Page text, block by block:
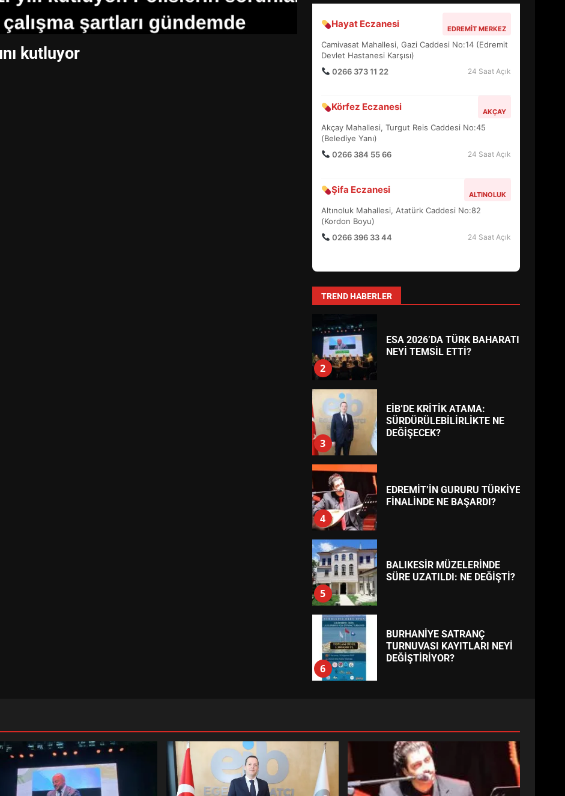
kutluyor
Hayat Eczanesi EDREMIT MERKEZ
Camivasat Mahallesi, Gazi Caddesi No:14 (Edremit
Devlet Hastanesi Karşısı)
0266 373 11 22
24 Saat Açık
Körfez Eczanesi AKÇAY
Akçay Mahallesi, Turgut Reis Caddesi No:45
(Belediye Yanı)
0266 384 55 66
24 Saat Açık
Şifa Eczanesi ALTINOLUK
Altınoluk Mahallesi, Atatürk Caddesi No:82
(Kordon Boyu)
0266 396 33 44
24 Saat Açık
TREND HABERLER
5
BALIKESİR MÜZELERİNDE
SÜRE UZATILDI: NE DEĞİŞTİ?
6
BURHANİYE SATRANÇ
DEĞİŞTİRİYOR?
7
BURHANİYE
BELEDİYESPOR’DA YENİ
YÖNETİM NASIL ŞEKİLLENDİ?
1
HAREKETE GEÇİYOR: GÖZLER
2
ESA 2026’DA TÜRK BAHARATI
NEYİ TEMSİL ETTİ?
3
EİB’DE KRİTİK ATAMA:
SÜRDÜRÜLEBİLİRLİKTE NE
DEĞİŞECEK?
4
EDREMİT’İN GURURU TÜRKİYE
FİNALİNDE NE BAŞARDI?
5
BALIKESİR MÜZELERİNDE
SÜRE UZATILDI: NE DEĞİŞTİ?
6
BURHANİYE SATRANÇ
TURNUVASI KAYITLARI NEYİ
DEĞİŞTİRİYOR?
7
YÖNETİM NASIL ŞEKİLLENDİ?
AYVALIK SU MİRASI İÇİN